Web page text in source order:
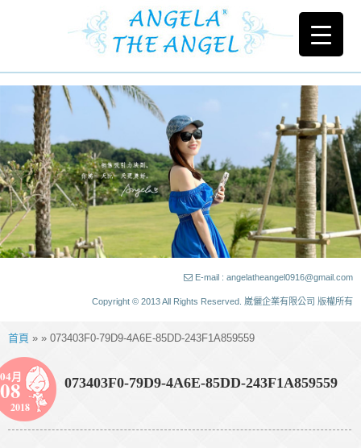
E-mail : angelatheangel0916@gmail.com
Copyright © 2013 All Rights Reserved. 崴儷企業有限公司 版權所有
首頁 » » 073403F0-79D9-4A6E-85DD-243F1A859559
04月
08
2018
073403F0-79D9-4A6E-85DD-243F1A859559